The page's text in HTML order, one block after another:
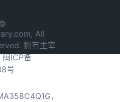
All
拥有主宰
闽ICP备
号
，